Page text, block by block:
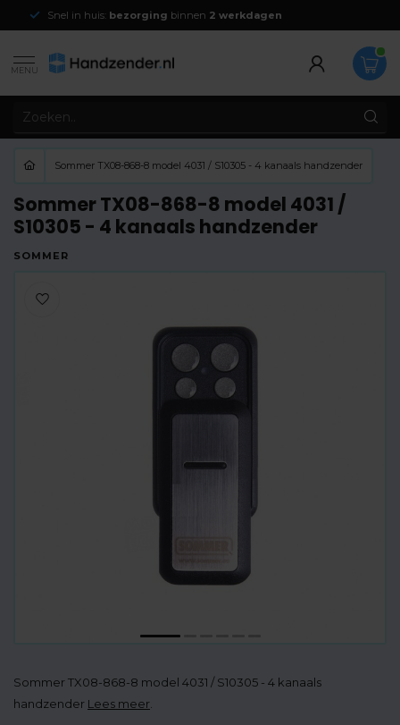
Snel in huis: bezorging binnen 2 werkdagen
MENU
Sommer TX08-868-8 model 4031 / S10305 - 4 kanaals handzender
Sommer TX08-868-8 model 4031 /
S10305 - 4 kanaals handzender
SOMMER
Sommer TX08-868-8 model 4031 / S10305 - 4 kanaals
handzender Lees meer